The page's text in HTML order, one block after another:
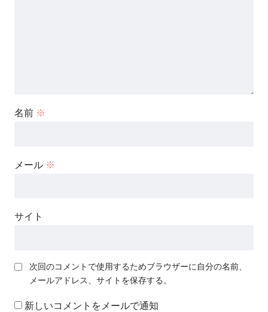
名前 ※
メール ※
サイト
次回のコメントで使用するためブラウザーに自分の名前、
メールアドレス、サイトを保存する。
新しいコメントをメールで通知